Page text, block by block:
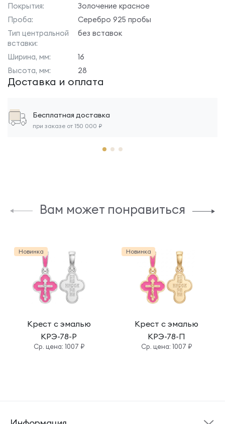
Покрытия:
Золочение красное
Проба:
Серебро 925 пробы
Тип центральной
вставки:
без вставок
Ширина, мм:
16
Высота, мм:
28
Доставка и оплата
Бесплатная доставка
при заказе от 150 000 ₽
Вам может понравиться
Новинка
Крест с эмалью
КРЭ-78-Р
Cр. цена: 1007 ₽
Новинка
Крест с эмалью
КРЭ-78-П
Cр. цена: 1007 ₽